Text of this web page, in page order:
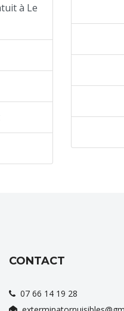
à Le
CONTACT
07 66 14 19 28